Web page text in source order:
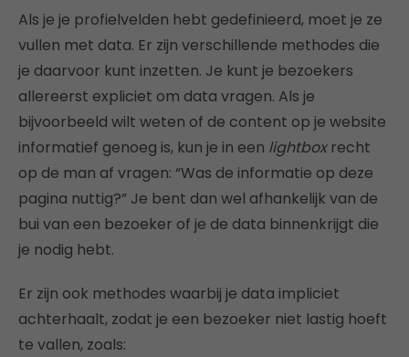
Als je je profielvelden hebt gedefinieerd, moet je ze
vullen met data. Er zijn verschillende methodes die
je daarvoor kunt inzetten. Je kunt je bezoekers
allereerst expliciet om data vragen. Als je
bijvoorbeeld wilt weten of de content op je website
informatief genoeg is, kun je in een lightboxrecht
op de man af vragen: “Was de informatie op deze
pagina nuttig?” Je bent dan wel afhankelijk van de
bui van een bezoeker of je de data binnenkrijgt die
je nodig hebt.
Er zijn ook methodes waarbij je data impliciet
achterhaalt, zodat je een bezoeker niet lastig hoeft
te vallen, zoals: